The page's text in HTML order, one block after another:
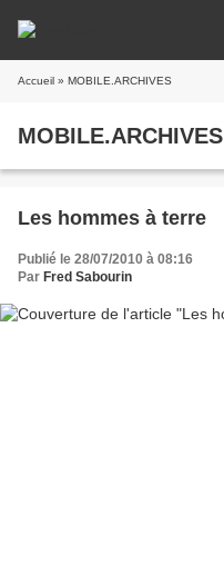
Accueil » MOBILE.ARCHIVES
MOBILE.ARCHIVES
Les hommes à terre
Publié le 28/07/2010 à 08:16
Par Fred Sabourin